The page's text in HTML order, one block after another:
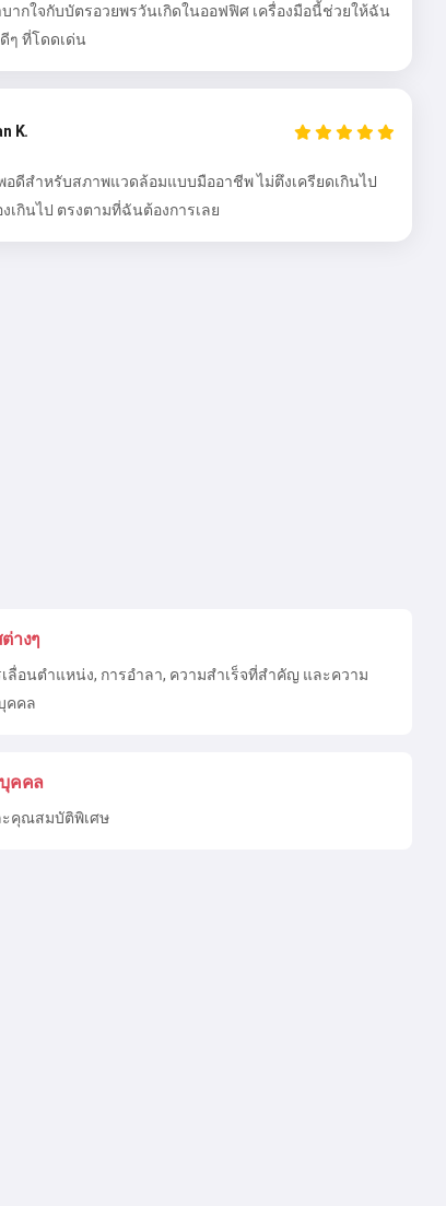
ากใจกับบัตรอวยพรวันเกิดในออฟฟิศ เครื่องมือนี้ช่วยให้ฉัน
ๆ ที่โดดเด่น
K.
อดีสำหรับสภาพแวดล้อมแบบมืออาชีพ ไม่ตึงเครียดเกินไป
งเกินไป ตรงตามที่ฉันต้องการเลย
างๆ
เลื่อนตำแหน่ง, การอำลา, ความสำเร็จที่สำคัญ และความ
คคล
คคล
คุณสมบัติพิเศษ